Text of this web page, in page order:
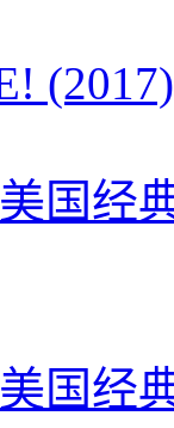
(2017)
国经
国经